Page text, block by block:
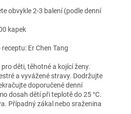
obvykle 2-3 balení (podle denní
kapek
Er Chen Tang
děti, těhotné a kojící ženy.
a vyvážené stravy. Dodržujte
doporučené denní
dosah dětí při teplotě do 25 °C.
Případný zákal nebo sraženina